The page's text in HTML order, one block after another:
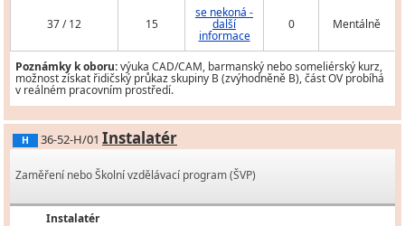
37 / 12 15
se nekoná -
další
informace
0 Mentálně
Poznámky k oboru:výuka CAD/CAM, barmanský nebo someliérský kurz,
možnost získat řidičský průkaz skupiny B (zvýhodněně B), část OV probíhá
v reálném pracovním prostředí.
H 36-52-H/01 Instalatér
Zaměření nebo Školní vzdělávací program (ŠVP)
Instalatér